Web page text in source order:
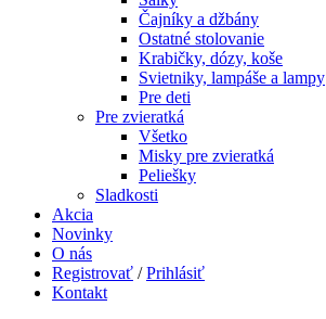
Čajníky a džbány
Ostatné stolovanie
Krabičky, dózy, koše
Svietniky, lampáše a lampy
Pre deti
Pre zvieratká
Všetko
Misky pre zvieratká
Peliešky
Sladkosti
Akcia
Novinky
O nás
Registrovať / Prihlásiť
Kontakt